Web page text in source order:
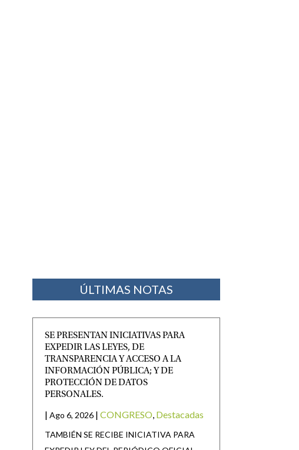
ÚLTIMAS NOTAS
SE PRESENTAN INICIATIVAS PARA
EXPEDIR LAS LEYES, DE
TRANSPARENCIA Y ACCESO A LA
INFORMACIÓN PÚBLICA; Y DE
PROTECCIÓN DE DATOS
PERSONALES.
| Ago 6, 2026 | CONGRESO, Destacadas
TAMBIÉN SE RECIBE INICIATIVA PARA